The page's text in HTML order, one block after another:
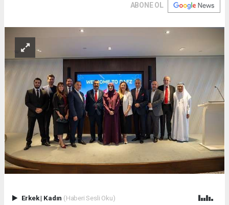
ABONE OL
Erkek| Kadın (Haberi Sesli Oku)